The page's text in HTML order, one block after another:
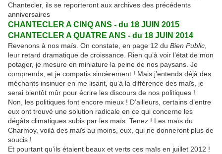
Chantecler, ils se reporteront aux archives des précédents
anniversaires
CHANTECLER A CINQ ANS - du 18 JUIN 2015
CHANTECLER A QUATRE ANS - du 18 JUIN 2014
Revenons à nos maïs. On constate, en page 12 du Bien Public
leur retard dramatique de croissance. Rien qu’à voir l’état de mon
potager, je mesure en miniature la peine de nos paysans. Je
comprends, et je compatis sincèrement ! Mais j’entends déjà des
méchants insinuer en me lisant, qu’à la différence des maïs, je
serai bientôt mûr pour écrire les discours de nos politiques !
Non, les politiques font encore mieux ! D’ailleurs, certains d’entre
eux ont trouvé une solution radicale en ce qui concerne les
dégâts climatiques subis par les maïs. Tenez ! Les maïs du
Charmoy, voilà des maïs au moins, eux, qui ne donneront plus de
soucis !
Et pourtant qu’ils étaient beaux et verts ces maïs en juillet 2012 !